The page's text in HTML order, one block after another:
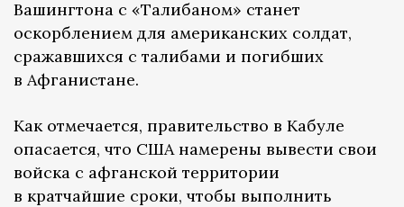
Вашингтона с «Талибаном» станет
оскорблением для американских солдат,
сражавшихся с талибами и погибших
в Афганистане.
Как отмечается, правительство в Кабуле
опасается, что США намерены вывести свои
войска с афганской территории
в кратчайшие сроки, чтобы выполнить